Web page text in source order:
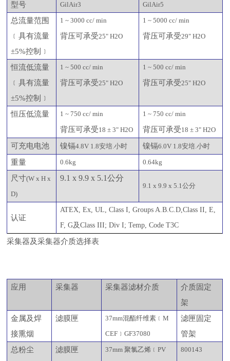
型号 GilAir3 GilAir5
总流量范围
﹝具有流量
±5%控制﹞
1 ~ 3000 cc/ min
背压可承受25" H2O
1 ~ 5000 cc/ min
背压可承受29" H2O
恒流低流量
﹝具有流量
±5%控制﹞
1 ~ 500 cc/ min
背压可承受25" H2O
1 ~ 500 cc/ min
背压可承受25" H2O
恒压低流量 1 ~ 750 cc/ min
背压可承受18 ± 3" H2O
1 ~ 750 cc/ min
背压可承受18 ± 3" H2O
可充电电池 镍镉4.8V 1.8安培.小时 镍镉6.0V 1.8安培.小时
重量 0.6kg 0.64kg
尺寸(W x H x
D)
9.1 x 9.9 x 5.1公分
9.1 x 9.9 x 5.1公分
认证
ATEX, Ex, UL, Class I, Groups A.B.C.D,Class II, E,
F, G及Class III; Div I; Temp, Code T3C
采集器及采集器介质选择表
应用 采集器 采集器滤材介质
介质固定
架
金属及焊
接熏烟
滤膜匣
37mm混酯纤维素﹝M
CEF﹞GF37080
滤匣固定
管架
总粉尘
滤膜匣 37mm 聚氯乙烯﹝PV 800143